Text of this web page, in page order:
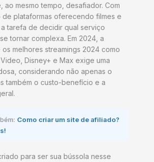
ao mesmo tempo, desafiador. Com
de plataformas oferecendo filmes e
tarefa de decidir qual serviço
tornar complexa. Em 2024, a
melhores streamings 2024 como
Disney+ e Max exige uma
considerando não apenas o
também o custo-benefício e a
Como criar um site de afiliado?
para ser sua bússola nesse